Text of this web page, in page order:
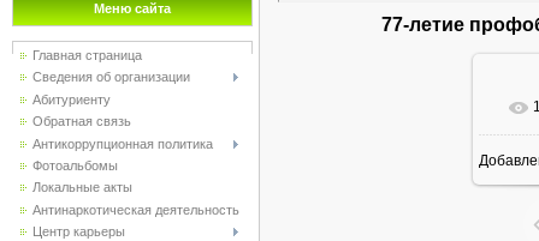
Меню сайта
Главная страница
Сведения об организации
Абитуриенту
Обратная связь
Антикоррупционная политика
Фотоальбомы
Локальные акты
Антинаркотическая деятельность
Центр карьеры
77-летие